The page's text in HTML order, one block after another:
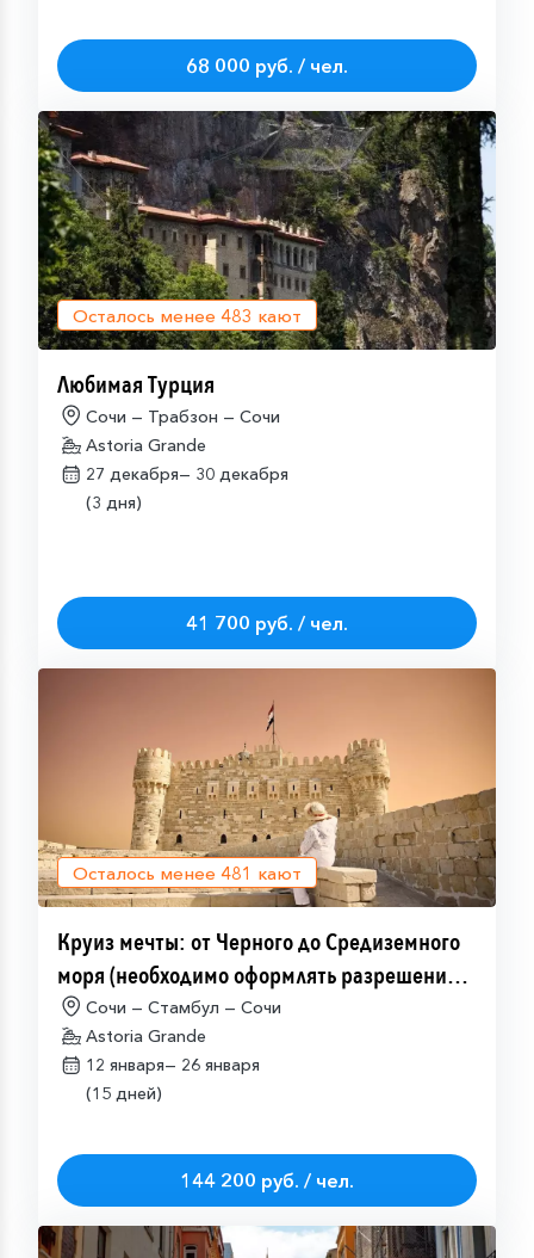
68 000 руб. / чел.
Осталось менее 483 кают
Любимая Турция
Сочи — Трабзон — Сочи
Astoria Grande
27 декабря— 30 декабря
(3 дня)
41 700 руб. / чел.
Осталось менее 481 кают
Круиз мечты: от Черного до Средиземного
моря (необходимо оформлять разрешение
на посещение Израиля (ETA-IL)
Сочи — Стамбул — Сочи
Astoria Grande
12 января— 26 января
(15 дней)
144 200 руб. / чел.